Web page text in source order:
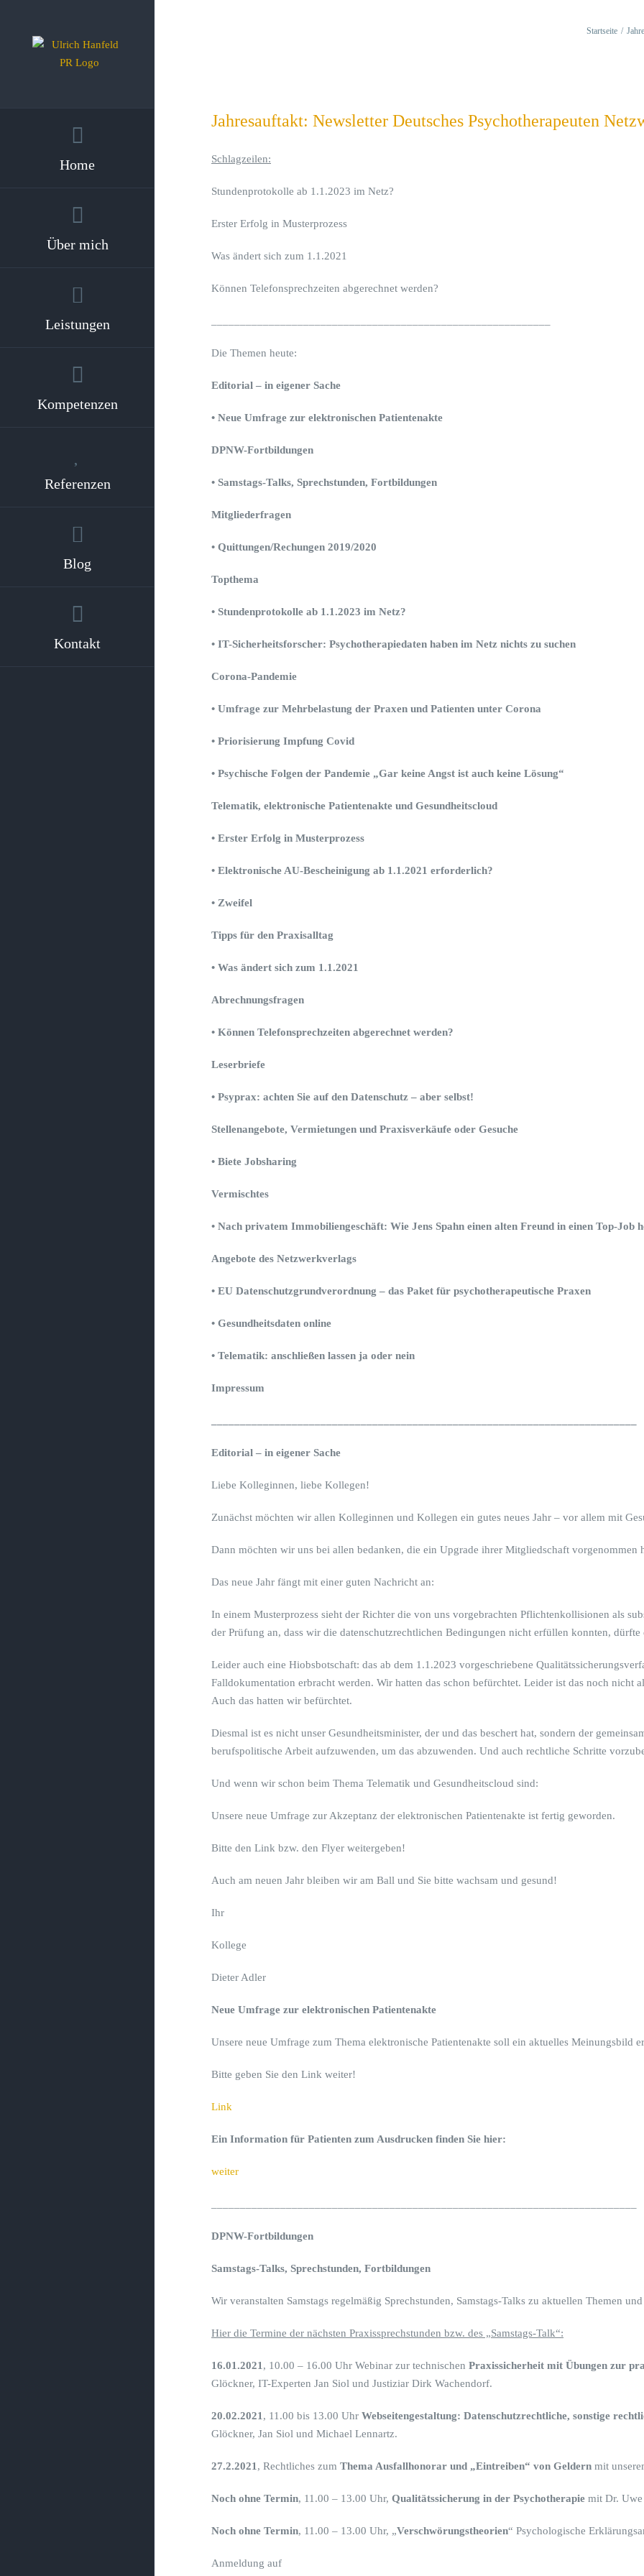
springen
Home
Über mich
Leistungen
Kompetenzen
Referenzen
Blog
Kontakt
Startseite /
Jahresauftakt: Newsletter Deutsches Psychotherapeuten
Schlagzeilen:
Stundenprotokolle ab 1.1.2023 im Netz?
Erster Erfolg in Musterprozess
Was ändert sich zum 1.1.2021
Können Telefonsprechzeiten abgerechnet werden?
Die Themen heute:
Editorial – in eigener Sache
• Neue Umfrage zur elektronischen Patientenakte
DPNW-Fortbildungen
• Samstags-Talks, Sprechstunden, Fortbildungen
Mitgliederfragen
• Quittungen/Rechungen 2019/2020
Topthema
• Stundenprotokolle ab 1.1.2023 im Netz?
• IT-Sicherheitsforscher: Psychotherapiedaten haben im Netz nichts zu suchen
Corona-Pandemie
• Umfrage zur Mehrbelastung der Praxen und Patienten unter Corona
• Priorisierung Impfung Covid
• Psychische Folgen der Pandemie „Gar keine Angst ist auch keine Lösung“
Telematik, elektronische Patientenakte und Gesundheitscloud
• Erster Erfolg in Musterprozess
• Elektronische AU-Bescheinigung ab 1.1.2021 erforderlich?
• Zweifel
Tipps für den Praxisalltag
• Was ändert sich zum 1.1.2021
Abrechnungsfragen
• Können Telefonsprechzeiten abgerechnet werden?
Leserbriefe
• Psyprax: achten Sie auf den Datenschutz – aber selbst!
Stellenangebote, Vermietungen und Praxisverkäufe oder Gesuche
• Biete Jobsharing
Vermischtes
• Nach privatem Immobiliengeschäft: Wie Jens Spahn einen alten Freund in einen Top-Job
Angebote des Netzwerkverlags
• EU Datenschutzgrundverordnung – das Paket für psychotherapeutische Praxen
• Gesundheitsdaten online
• Telematik: anschließen lassen ja oder nein
Impressum
Editorial – in eigener Sache
Liebe Kolleginnen, liebe Kollegen!
Zunächst möchten wir allen Kolleginnen und Kollegen ein gutes neues Jahr – vor allem mit
Dann möchten wir uns bei allen bedanken, die ein Upgrade ihrer Mitgliedschaft vorgenommen
Das neue Jahr fängt mit einer guten Nachricht an:
In einem Musterprozess sieht der Richter die von uns vorgebrachten Pflichtenkollisionen als
der Prüfung an, dass wir die datenschutzrechtlichen Bedingungen nicht erfüllen konnten,
Leider auch eine Hiobsbotschaft: das ab dem 1.1.2023 vorgeschriebene
Falldokumentation erbracht werden. Wir hatten das schon befürchtet. Leider ist das noch nicht
Auch das hatten wir befürchtet.
Diesmal ist es nicht unser Gesundheitsminister, der und das beschert hat, sondern der
berufspolitische Arbeit aufzuwenden, um das abzuwenden. Und auch rechtliche Schritte
Und wenn wir schon beim Thema Telematik und Gesundheitscloud sind:
Unsere neue Umfrage zur Akzeptanz der elektronischen Patientenakte ist fertig geworden.
Bitte den Link bzw. den Flyer weitergeben!
Auch am neuen Jahr bleiben wir am Ball und Sie bitte wachsam und gesund!
Ihr
Kollege
Dieter Adler
Neue Umfrage zur elektronischen Patientenakte
Unsere neue Umfrage zum Thema elektronische Patientenakte soll ein aktuelles Meinungsbild
Bitte geben Sie den Link weiter!
Link
Ein Information für Patienten zum Ausdrucken finden Sie hier:
weiter
DPNW-Fortbildungen
Samstags-Talks, Sprechstunden, Fortbildungen
Wir veranstalten Samstags regelmäßig Sprechstunden, Samstags-Talks zu aktuellen Themen
Hier die Termine der nächsten Praxissprechstunden bzw. des „Samstags-Talk“:
16.01.2021 , 10.00 – 16.00 Uhr Webinar zur technischenPraxissicherheit mit Übungen zur
Glöckner, IT-Experten Jan Siol und Justiziar Dirk Wachendorf.
20.02.2021 , 11.00 bis 13.00 UhrWebseitengestaltung: Datenschutzrechtliche, sonstige
Glöckner, Jan Siol und Michael Lennartz.
27.2.2021 , Rechtliches zumThema Ausfallhonorar und „Eintreiben“ von Geldern mit
Noch ohne Termin, 11.00 – 13.00 Uhr,Qualitätssicherung in der Psychotherapie mit Dr.
Noch ohne Termin, 11.00 – 13.00 Uhr, „Verschwörungstheorien“ Psychologische
Anmeldung auf